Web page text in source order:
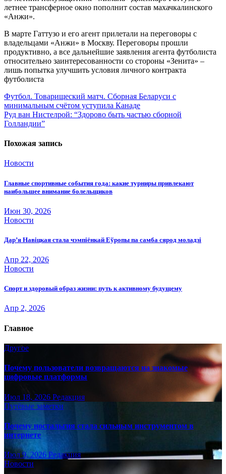
летнее трансферное окно пополнит состав махачкалинского
«Анжи».
В марте Гаттузо и его агент прилетали на переговоры с
владельцами «Анжи» в Москву. Переговоры прошли
продуктивно, а все дальнейшие заявления агента футболиста
относительно заинтересованности со стороны «Зенита» –
лишь попытка улучшить условия личного контракта
футболиста
Навигация
по
записям
Футбол. Товарищеский матч. Сборная Беларуси с
минимальным счётом уступила Канаде
Руд ван Нистелрой: “Здорово быть частью сборной
Голландии”
Похожая запись
Новости
Главные спортивные события года: какие турниры привлекают
наибольшее внимание болельщиков
Июн 30, 2026
Новости
Дар’я Навіцкая стала чэмпіёнкай Еўропы па самба сярод моладзі
Апр 22, 2026
Новости
Спорт и здоровый образ жизни: путь к активному будущему
Апр 2, 2026
Главное
Другое
Почему пользователи возвращаются на знакомые
цифровые платформы
Июл 18, 2026 Редакция
Путёвые заметки
Почему ностальгия стала сильным инструментом в
интернете
Июл 9, 2026 Редакция
Новости